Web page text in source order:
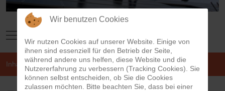
Mobile Menu Toggle
Inhalt Kontakt
Wir benutzen Cookies
Wir nutzen Cookies auf unserer Website. Einige von
ihnen sind essenziell für den Betrieb der Seite,
während andere uns helfen, diese Website und die
Nutzererfahrung zu verbessern (Tracking Cookies). Sie
können selbst entscheiden, ob Sie die Cookies
zulassen möchten. Bitte beachten Sie, dass bei einer